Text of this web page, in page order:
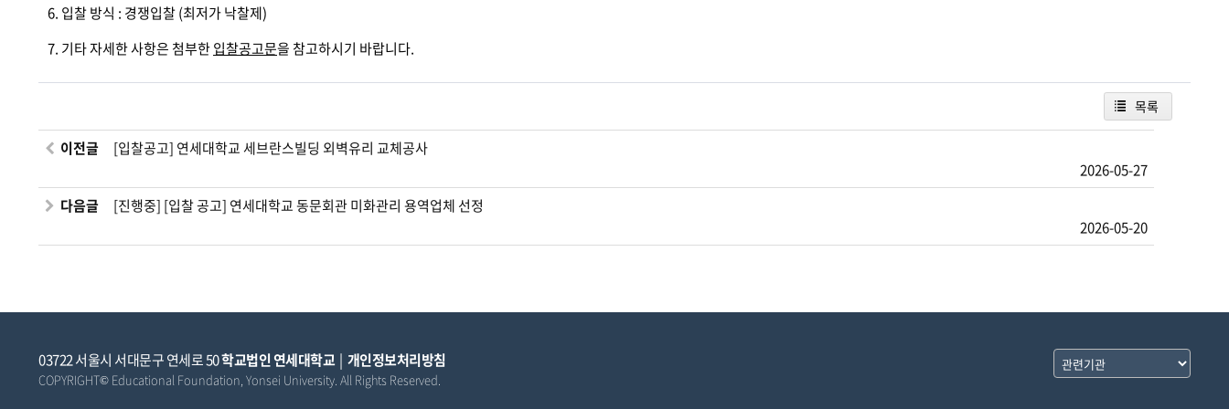
6. 입찰 방식 : 경쟁입찰 (최저가 낙찰제)
7. 기타 자세한 사항은 첨부한입찰공고문을 참고하시기 바랍니다.
목록
이전글
[입찰공고] 연세대학교 세브란스빌딩 외벽유리 교체공사
2026-05-27
다음글
[진행중] [입찰 공고] 연세대학교 동문회관 미화관리 용역업체 선정
2026-05-20
03722 서울시 서대문구 연세로 50학교법인 연세대학교| 개인정보처리방침
COPYRIGHT© Educational Foundation, Yonsei University. All Rights Reserved.